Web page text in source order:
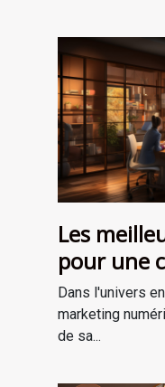
Les
pour une
réussie
Dans l'univers
marketing
de sa...